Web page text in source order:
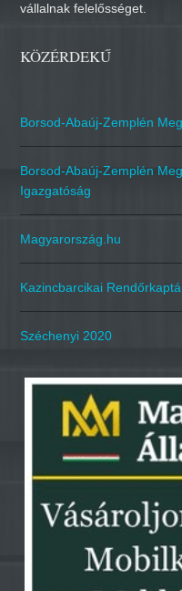
vállalnak felelősséget.
KÖZÉRDEKŰ
Borsod-Abaúj-Zemplén
Borsod-Abaúj-Zemplén
Igazgatóság
Magyarország.hu
Kazincbarcikai
Széchenyi 2020